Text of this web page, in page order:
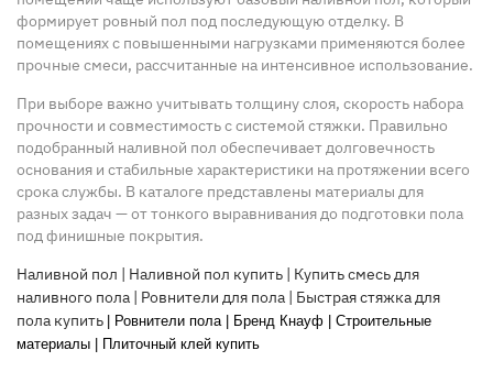
формирует ровный пол под последующую отделку. В
помещениях с повышенными нагрузками применяются более
прочные смеси, рассчитанные на интенсивное использование.
При выборе важно учитывать толщину слоя, скорость набора
прочности и совместимость с системой стяжки. Правильно
подобранный наливной пол обеспечивает долговечность
основания и стабильные характеристики на протяжении всего
срока службы. В каталоге представлены материалы для
разных задач — от тонкого выравнивания до подготовки пола
под финишные покрытия.
Наливной пол | Наливной пол купить | Купить смесь для
наливного пола | Ровнители для пола | Быстрая стяжка для
пола купить
Ровнители пола| Бренд Кнауф
Строительные
материалы
Плиточный клей купить